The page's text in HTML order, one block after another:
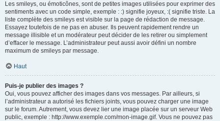
Les smileys, ou émoticônes, sont de petites images utilisées pour exprimer des
sentiments avec un code simple, exemple : :) signifie joyeux, :( signifie triste. La
liste complète des smileys est visible sur la page de rédaction de message.
Essayez toutefois de ne pas en abuser. Ils peuvent rapidement rendre un
message illisible et un modérateur peut décider de les retirer ou simplement
d’effacer le message. L’administrateur peut aussi avoir défini un nombre
maximum de smileys par message.
Haut
Puis-je publier des images ?
Oui, vous pouvez afficher des images dans vos messages. Par ailleurs, si
l’administrateur a autorisé les fichiers joints, vous pouvez charger une image
sur le forum. Autrement, vous devez lier une image placée sur un serveur Web
public, exemple : http://www.exemple.com/mon-image.gif. Vous ne pouvez pas